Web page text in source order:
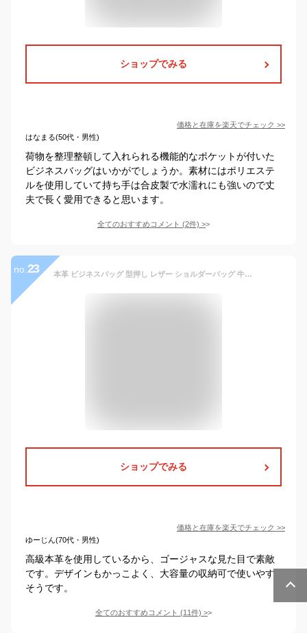
ショップでみる
価格と在庫を楽天でチェック >>
はなまる(50代・男性)
荷物を整理整頓して入れられる機能的なポケットが付いた
ビジネスバッグはいかがでしょうか。素材にはポリエステ
ルを使用していて持ち手は合皮製で水濡れにも強いので丈
夫で長く愛用できると思います。
全てのおすすめコメント (2件) >
no. 23 本革 ビジネスバッグ 型押し レザー ショルダーバッグ 牛革 メンズ 本革 ブリーフケース バッグ 本革 鞄 男性 ギフト 旅行 通勤 小銭入れ A4ファイル A4サイズ 軽量 軽い 大容量 新品 送料無料
ショップでみる
価格と在庫を楽天でチェック >>
ゆーじん(70代・男性)
高級本革を使用しているから、ゴージャスな見た目で素敵
です。デザインもかっこよく、大容量の収納可で使いやす
そうです。
全てのおすすめコメント (11件) >